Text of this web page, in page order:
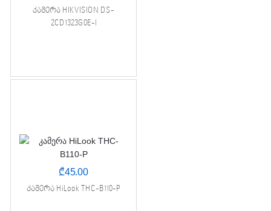
კამერა HIKVISION DS-
2CD1323G0E-I
₾45.00
კამერა HiLook THC-B110-P